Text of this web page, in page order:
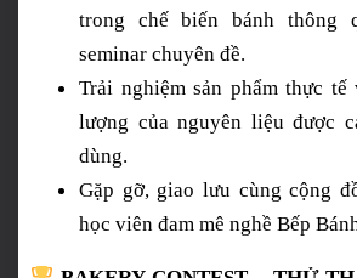
trong chế biến bánh thông
seminar chuyên đề.
Trải nghiệm sản phẩm thực tế
lượng của nguyên liệu được
dùng.
Gặp gỡ, giao lưu cùng cộng
học viên đam mê nghề Bếp